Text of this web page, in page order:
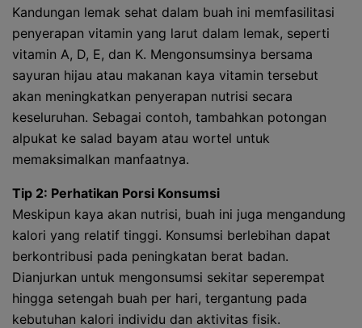
Kandungan lemak sehat dalam buah ini memfasilitasi
penyerapan vitamin yang larut dalam lemak, seperti
vitamin A, D, E, dan K. Mengonsumsinya bersama
sayuran hijau atau makanan kaya vitamin tersebut
akan meningkatkan penyerapan nutrisi secara
keseluruhan. Sebagai contoh, tambahkan potongan
alpukat ke salad bayam atau wortel untuk
memaksimalkan manfaatnya.
Tip 2: Perhatikan Porsi Konsumsi
Meskipun kaya akan nutrisi, buah ini juga mengandung
kalori yang relatif tinggi. Konsumsi berlebihan dapat
berkontribusi pada peningkatan berat badan.
Dianjurkan untuk mengonsumsi sekitar seperempat
hingga setengah buah per hari, tergantung pada
kebutuhan kalori individu dan aktivitas fisik.